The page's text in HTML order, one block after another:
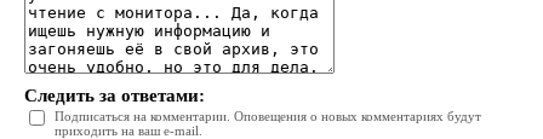
Следить за ответами:
Подписаться на комментарии. Оповещения о новых комментариях будут
приходить на ваш e-mail.